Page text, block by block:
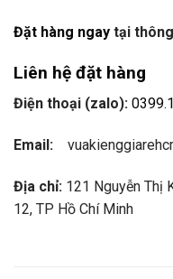
Đặt hàng ngay tại
Liên hệ đặt hàng
Điện thoại (zalo):
Email:
Địa chỉ: 121 Nguyễn Thị
12, TP Hồ Chí Minh